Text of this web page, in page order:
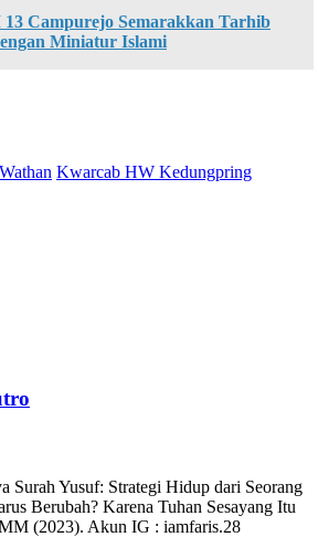
13 Campurejo Semarakkan Tarhib
Miniatur Islami
Kwarcab HW Kedungpring
Surah Yusuf: Strategi Hidup dari Seorang
Berubah? Karena Tuhan Sesayang Itu
(2023). Akun IG : iamfaris.28